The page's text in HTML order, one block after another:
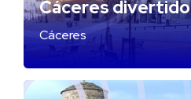
Cáceres divertido
Cáceres